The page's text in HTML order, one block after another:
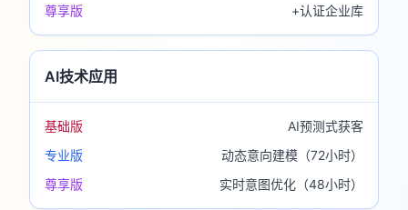
尊享版
+认证企业库
AI技术应用
基础版
AI预测式获客
专业版
动态意向建模（72小时）
尊享版
实时意图优化（48小时）